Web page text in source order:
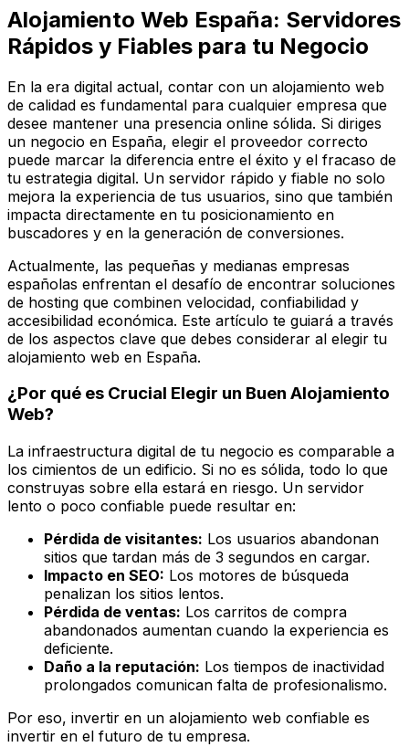
Alojamiento Web España: Servidores
Rápidos y Fiables para tu Negocio
En la era digital actual, contar con un alojamiento web
de calidad es fundamental para cualquier empresa que
desee mantener una presencia online sólida. Si diriges
un negocio en España, elegir el proveedor correcto
puede marcar la diferencia entre el éxito y el fracaso de
tu estrategia digital. Un servidor rápido y fiable no solo
mejora la experiencia de tus usuarios, sino que también
impacta directamente en tu posicionamiento en
buscadores y en la generación de conversiones.
Actualmente, las pequeñas y medianas empresas
españolas enfrentan el desafío de encontrar soluciones
de hosting que combinen velocidad, confiabilidad y
accesibilidad económica. Este artículo te guiará a través
de los aspectos clave que debes considerar al elegir tu
alojamiento web en España.
¿Por qué es Crucial Elegir un Buen Alojamiento
Web?
La infraestructura digital de tu negocio es comparable a
los cimientos de un edificio. Si no es sólida, todo lo que
construyas sobre ella estará en riesgo. Un servidor
lento o poco confiable puede resultar en:
Pérdida de visitantes: Los usuarios abandonan
sitios que tardan más de 3 segundos en cargar.
Impacto en SEO: Los motores de búsqueda
penalizan los sitios lentos.
Pérdida de ventas: Los carritos de compra
abandonados aumentan cuando la experiencia es
deficiente.
Daño a la reputación: Los tiempos de inactividad
prolongados comunican falta de profesionalismo.
Por eso, invertir en un alojamiento web confiable es
invertir en el futuro de tu empresa.